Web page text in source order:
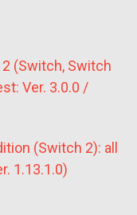
(Switch, Switch
Ver. 3.0.0 /
(Switch 2): all
1.13.1.0)